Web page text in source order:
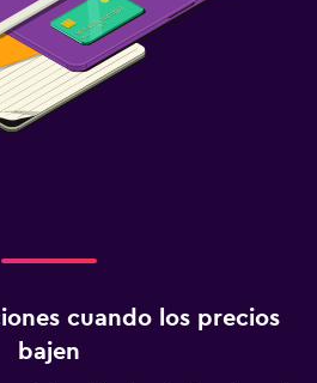
cuando los precios
bajen